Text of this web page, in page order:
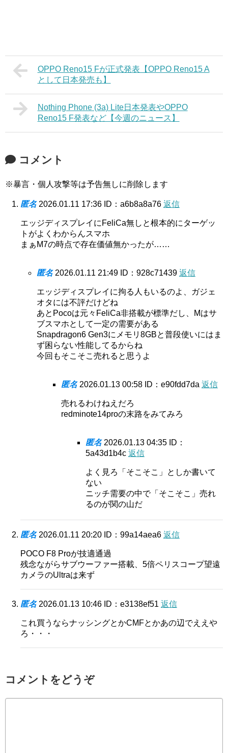
OPPO Reno15 Fが正式発表【OPPO Reno15 A
として日本発売も】
Nothing Phone (3a) Lite日本発表やOPPO
Reno15 F発表など【今週のニュース】
コメント
※暴言・個人攻撃等は予告無しに削除します
匿名 2026.01.11 17:36 ID：a6b8a8a76 返信
エッジディスプレイにFeliCa無しと根本的にターゲッ
トがよくわからんスマホ
まぁM7の時点で存在価値無かったが……
匿名 2026.01.11 21:49 ID：928c71439 返信
エッジディスプレイに拘る人もいるのよ、ガジェ
オタには不評だけどね
あとPocoは元々FeliCa非搭載が標準だし、Mはサ
ブスマホとして一定の需要がある
Snapdragon6 Gen3にメモリ8GBと普段使いにはま
ず困らない性能してるからね
今回もそこそこ売れると思うよ
匿名 2026.01.13 00:58 ID：e90fdd7da 返信
売れるわけねえだろ
redminote14proの末路をみてみろ
匿名 2026.01.13 04:35 ID：
5a43d1b4c 返信
よく見ろ「そこそこ」としか書いて
ない
ニッチ需要の中で「そこそこ」売れ
るのが関の山だ
匿名 2026.01.11 20:20 ID：99a14aea6 返信
POCO F8 Proが技適通過
残念ながらサブウーファー搭載、5倍ペリスコープ望遠
カメラのUltraは来ず
匿名 2026.01.13 10:46 ID：e3138ef51 返信
これ買うならナッシングとかCMFとかあの辺でええや
ろ・・・
コメントをどうぞ